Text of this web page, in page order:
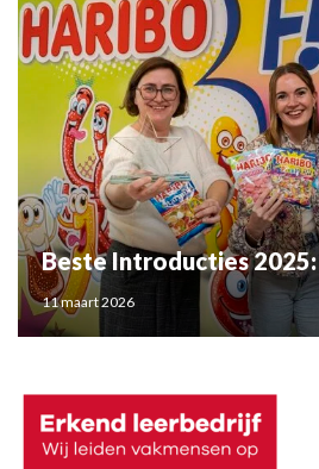
Beste Introducties
11 maart 2026